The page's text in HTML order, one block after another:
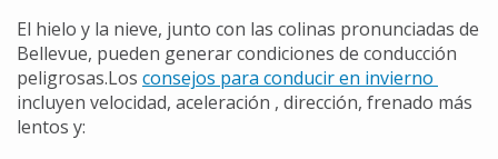
El hielo y la nieve, junto con las colinas pronunciadas de
Bellevue, pueden generar condiciones de conducción
peligrosas.Los consejos para conducir en invierno
incluyen velocidad, aceleración , dirección, frenado más
lentos y: